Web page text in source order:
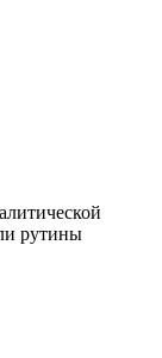
рутины